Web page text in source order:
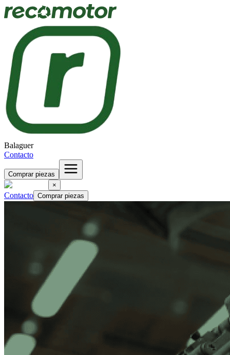
Balaguer
Contacto
Comprar piezas
×
Contacto Comprar piezas